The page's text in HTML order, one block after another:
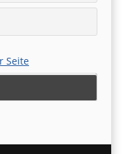
Seite